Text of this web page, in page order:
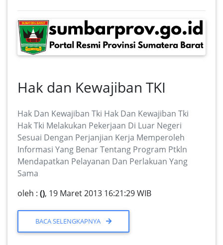
Hak dan Kewajiban TKI
Hak Dan Kewajiban Tki Hak Dan Kewajiban Tki
Hak Tki Melakukan Pekerjaan Di Luar Negeri
Sesuai Dengan Perjanjian Kerja Memperoleh
Informasi Yang Benar Tentang Program Ptkln
Mendapatkan Pelayanan Dan Perlakuan Yang
Sama
oleh : (), 19 Maret 2013 16:21:29 WIB
BACA SELENGKAPNYA